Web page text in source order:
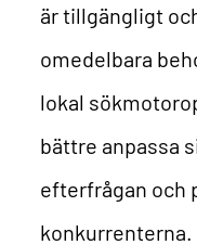
är tillgängligt
omedelbara
lokal
bättre anpassa
efterfrågan och